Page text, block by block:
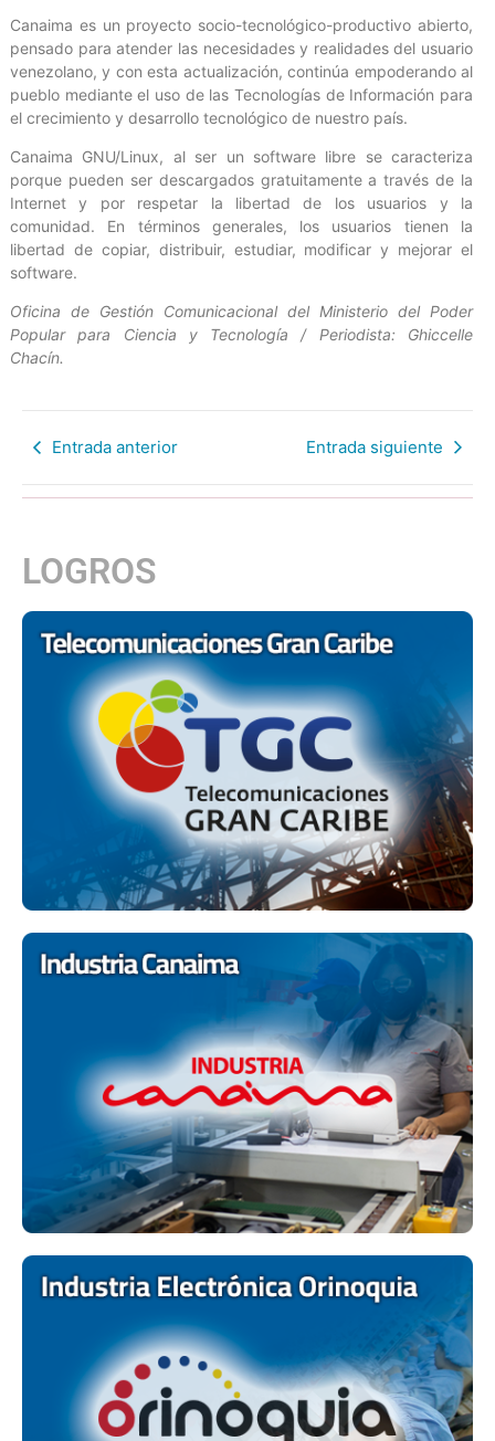
Canaima es un proyecto socio-tecnológico-productivo abierto,
pensado para atender las necesidades y realidades del usuario
venezolano, y con esta actualización, continúa empoderando al
pueblo mediante el uso de las Tecnologías de Información para
el crecimiento y desarrollo tecnológico de nuestro país.
Canaima GNU/Linux, al ser un software libre se caracteriza
porque pueden ser descargados gratuitamente a través de la
Internet y por respetar la libertad de los usuarios y la
comunidad. En términos generales, los usuarios tienen la
libertad de copiar, distribuir, estudiar, modificar y mejorar el
software.
Oficina de Gestión Comunicacional del Ministerio del Poder
Popular para Ciencia y Tecnología / Periodista: Ghiccelle
Chacín.
Entrada anterior Entrada siguiente
LOGROS